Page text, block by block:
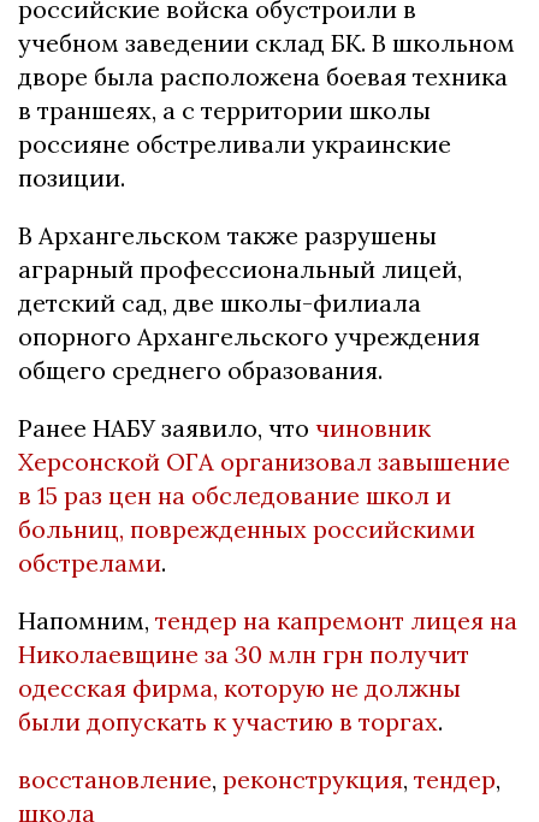
российские войска обустроили в
учебном заведении склад БК. В школьном
дворе была расположена боевая техника
в траншеях, а с территории школы
россияне обстреливали украинские
позиции.
В Архангельском также разрушены
аграрный профессиональный лицей,
детский сад, две школы-филиала
опорного Архангельского учреждения
общего среднего образования.
Ранее НАБУ заявило, что чиновник
Херсонской ОГА организовал завышение
в 15 раз цен на обследование школ и
больниц, поврежденных российскими
обстрелами.
Напомним, тендер на капремонт лицея на
Николаевщине за 30 млн грн получит
одесская фирма, которую не должны
были допускать к участию в торгах.
восстановление, реконструкция, тендер,
школа